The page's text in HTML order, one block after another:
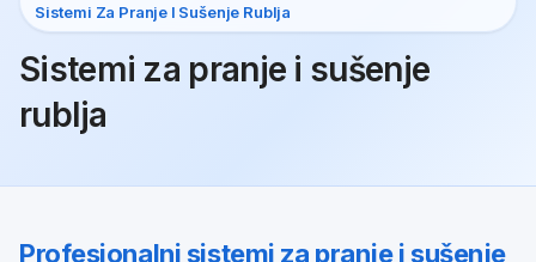
Sistemi Za Pranje I Sušenje Rublja
Sistemi za pranje i sušenje
rublja
Profesionalni sistemi za pranje i sušenje